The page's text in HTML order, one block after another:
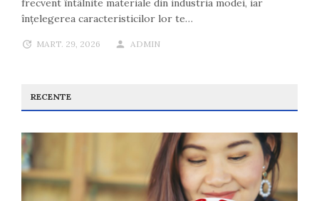
frecvent întâlnite materiale din industria modei, iar
înțelegerea caracteristicilor lor te…
MART. 29, 2026 ADMIN
RECENTE